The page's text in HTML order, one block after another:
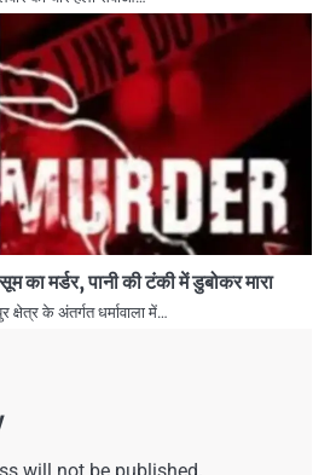
का मर्डर, पानी की टंकी में डुबोकर मारा
के अंतर्गत धर्मावाला में…
will not be published.